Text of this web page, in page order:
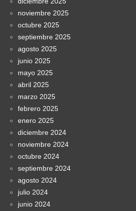
noviembre 2025
octubre 2025
septiembre 2025
agosto 2025
junio 2025
mayo 2025
abril 2025
marzo 2025
febrero 2025
enero 2025
diciembre 2024
noviembre 2024
octubre 2024
septiembre 2024
agosto 2024
julio 2024
junio 2024